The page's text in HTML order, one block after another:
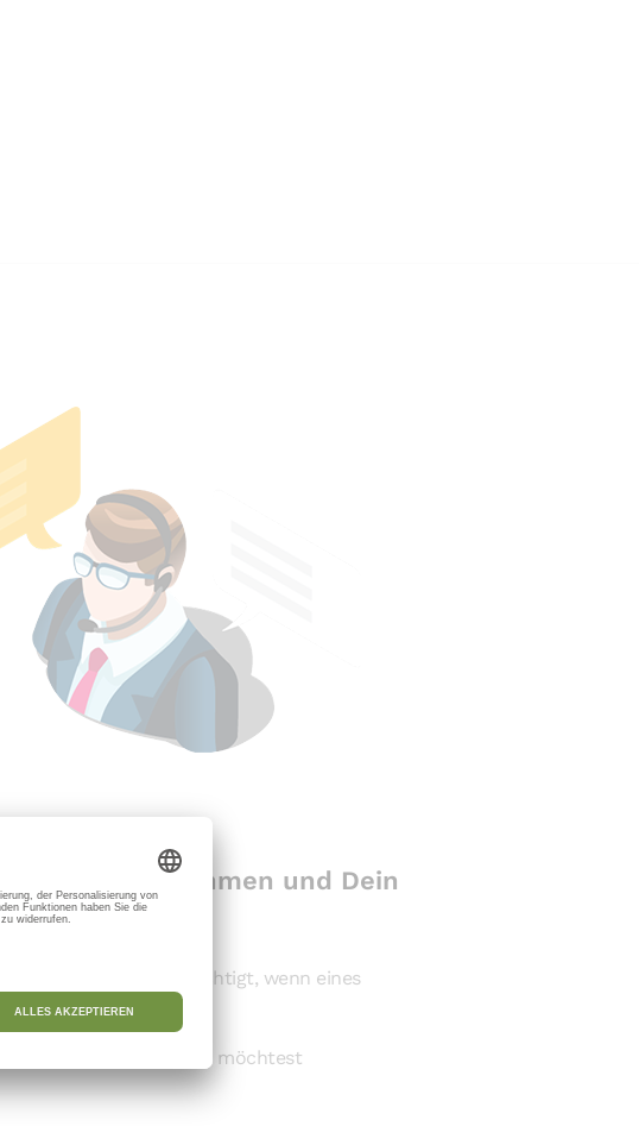
entgegennehmen und Dein
per E-Mail benachrichtigt, wenn eines
gekauft wurde
Produkte hoch, wie Du möchtest